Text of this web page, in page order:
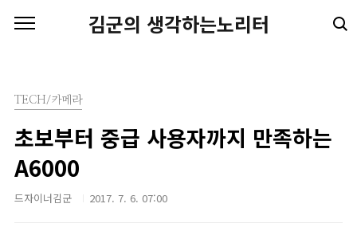
김군의 생각하는노리터
TECH/카메라
초보부터 중급 사용자까지 만족하는
A6000
드자이너김군 2017. 7. 6. 07:00